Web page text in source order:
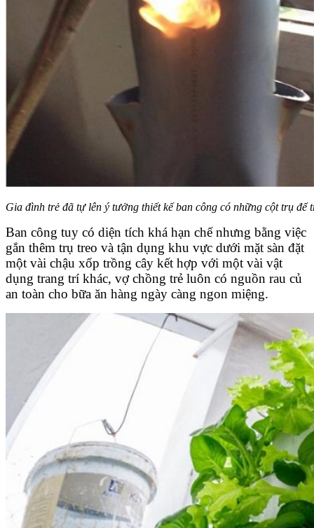
Gia đình trẻ đã tự lên ý tưởng thiết kế ban công có những cột trụ
Ban công tuy có diện tích khá hạn chế nhưng bằng việc
gắn thêm trụ treo và tận dụng khu vực dưới mặt sàn đặt
một vài chậu xốp trồng cây kết hợp với một vài vật
dụng trang trí khác, vợ chồng trẻ luôn có nguồn rau củ
an toàn cho bữa ăn hàng ngày càng ngon miệng.